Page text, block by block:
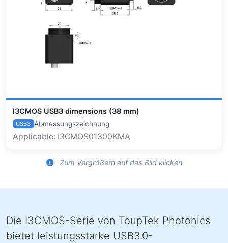
I3CMOS USB3 dimensions (38 mm)
USB3 Abmessungszeichnung
Applicable: I3CMOS01300KMA
Zum Vergrößern auf das Bild klicken
Die I3CMOS-Serie von ToupTek Photonics
bietet leistungsstarke USB3.0-